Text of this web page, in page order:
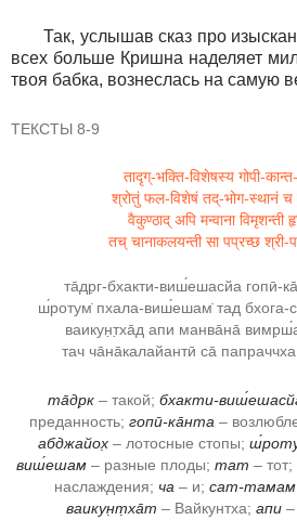
Так, услышав сказ про
всех больше Кришна наделяет
твоя бабка, вознеслась на самую
ТЕКСТЫ 8-9
तादृग्-भक्ति-विशेषस्य गोपी-
श्रोतुं फल-विशेषं तद्-भोग-स्थानं
वैकुण्ठाद् अपि मन्वाना विमृशन्ती
तच् चानाकलयन्ती सा पप्रच्छ श्री-
та̄др̣г-бхакти-виш́ешасйа гопӣ-
ш́ротум̇ пхала-виш́ешам̇ тад бхога-
ваикун̣т̣ха̄д апи манва̄на̄
тач ча̄на̄калайантӣ са̄
та̄др̣к– такой; бхакти-
преданность; гопӣ-ка̄нта –
абджайох̣ – лотосные стопы;
виш́ешам – разные плоды; тат – тот;
наслаждения; ча – и; сат-тамам
ваикун̣т̣ха̄т – Вайкунтха; апи